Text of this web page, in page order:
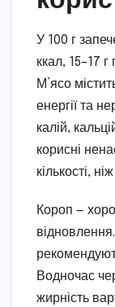
У 100 г
ккал, 15–17 г
М’ясо
енергії та
калій,
корисні
кількості,
Короп —
Водночас
жирність